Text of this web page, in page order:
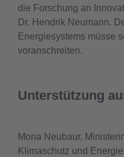
die Forschung an
Dr. Hendrik Neumann.
Energiesystems müsse
voranschreiten.
Unterstützung
Mona Neubaur,
Klimaschutz und